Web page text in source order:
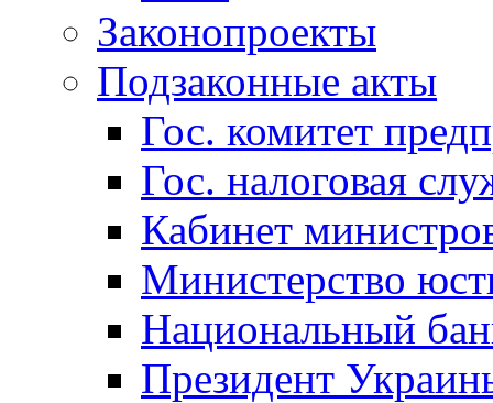
Законопроекты
Подзаконные акты
Гос. комитет
Гос. налоговая
Кабинет
Министерство
Национальный
Президент